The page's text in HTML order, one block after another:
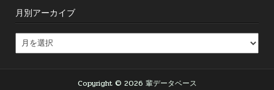
月別アーカイブ
月別アーカイブ
Copyright © 2026 輩データベース